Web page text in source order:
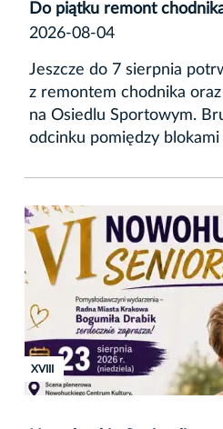
Do piątku remont
2026-08-04
Jeszcze do 7 sierpnia
z remontem chodnika
na Osiedlu Sportowym.
odcinku pomiędzy
XVIII